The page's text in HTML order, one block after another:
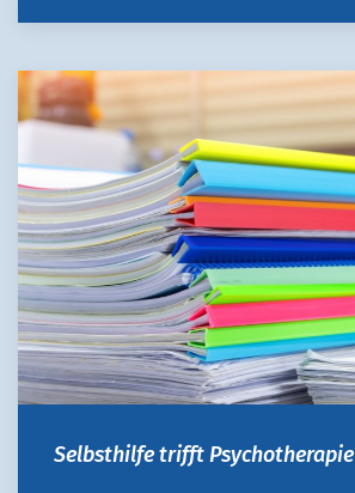
Selbsthilfe trifft Psychotherapie